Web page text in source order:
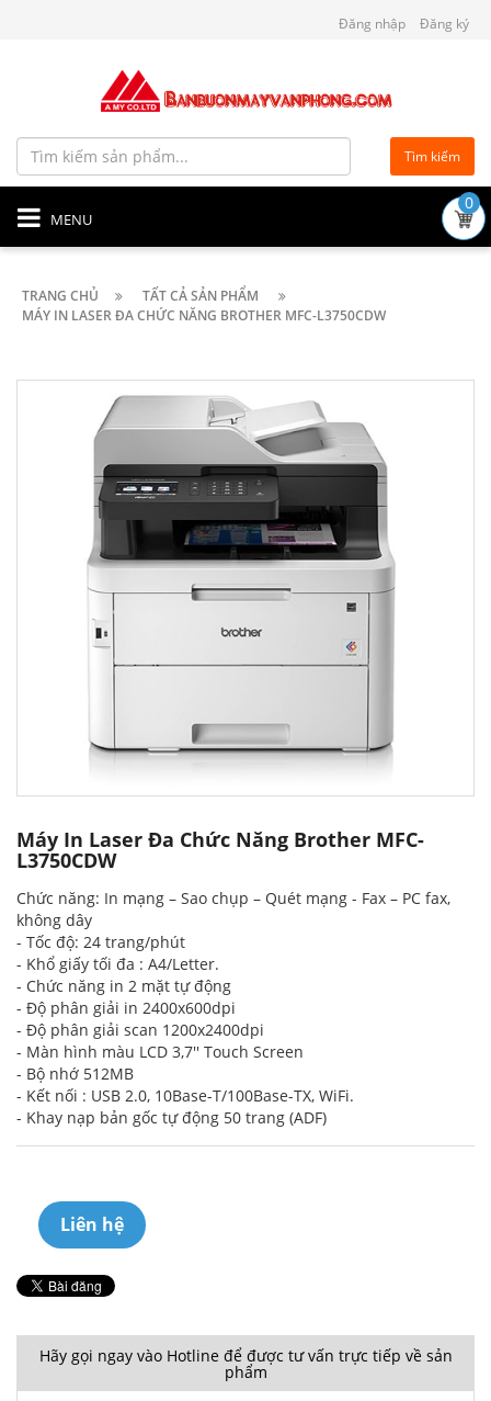
Đăng nhập Đăng ký
Tìm kiếm
MENU
0
TRANG CHỦ
TẤT CẢ SẢN PHẨM
MÁY IN LASER ĐA CHỨC NĂNG BROTHER MFC-L3750CDW
Máy In Laser Đa Chức Năng Brother MFC-
L3750CDW
Chức năng: In mạng – Sao chụp – Quét mạng - Fax – PC fax,
không dây
- Tốc độ: 24 trang/phút
- Khổ giấy tối đa : A4/Letter.
- Chức năng in 2 mặt tự động
- Độ phân giải in 2400x600dpi
- Độ phân giải scan 1200x2400dpi
- Màn hình màu LCD 3,7'' Touch Screen
- Bộ nhớ 512MB
- Kết nối : USB 2.0, 10Base-T/100Base-TX, WiFi.
- Khay nạp bản gốc tự động 50 trang (ADF)
Liên hệ
Hãy gọi ngay vào Hotline để được tư vấn trực tiếp về sản
phẩm